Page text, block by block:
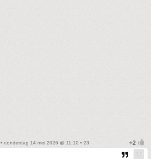
• donderdag 14 mei 2026 @ 11:10 • 23